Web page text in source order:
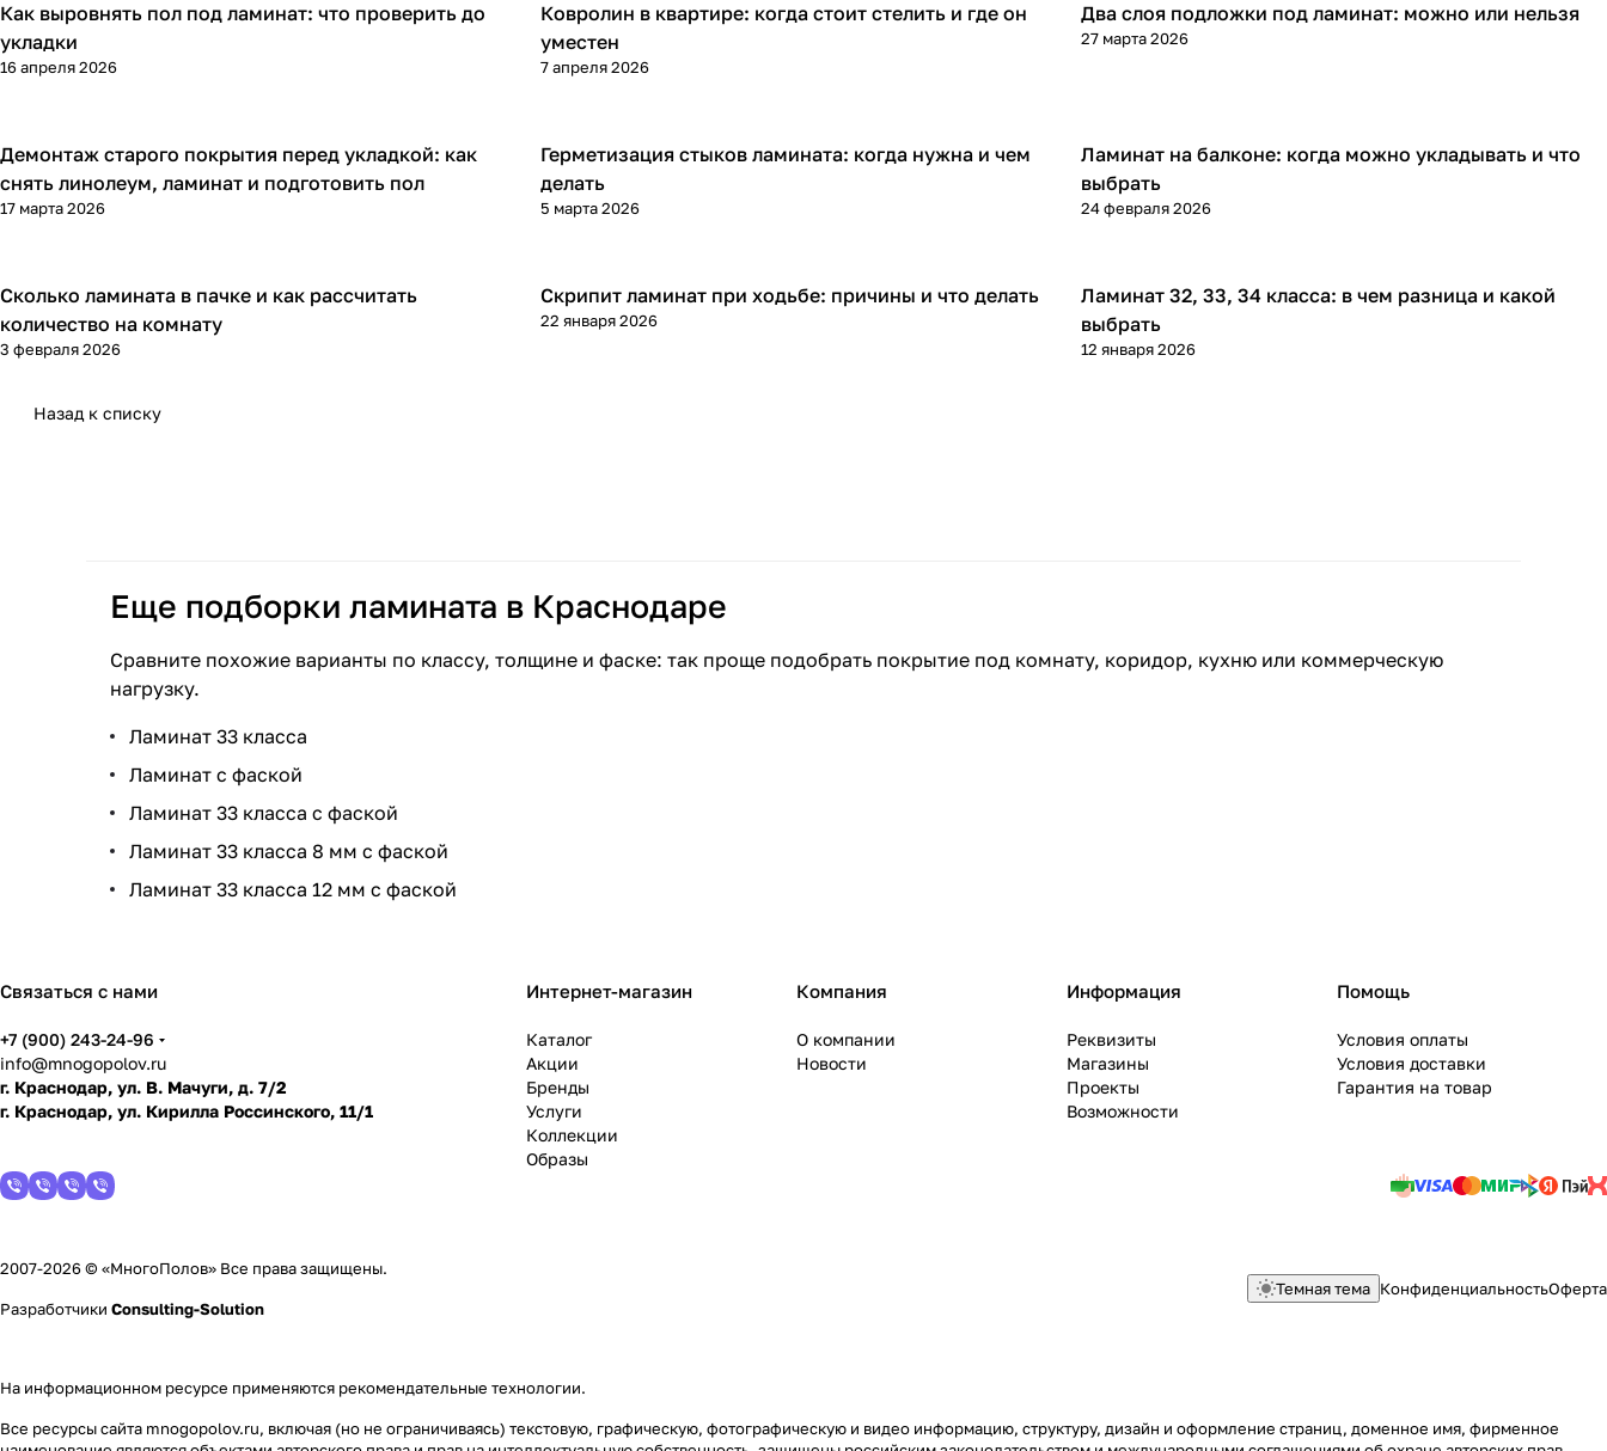
Напольные покрытия
Как выровнять пол под ламинат: что проверить до
укладки
16 апреля 2026
Напольные покрытия
Ковролин в квартире: когда стоит стелить и где он
уместен
7 апреля 2026
Напольные покрытия
Два слоя подложки под ламинат: можно или нельзя
27 марта 2026
Напольные покрытия
Демонтаж старого покрытия перед укладкой: как
снять линолеум, ламинат и подготовить пол
17 марта 2026
Напольные покрытия
Герметизация стыков ламината: когда нужна и чем
делать
5 марта 2026
Напольные покрытия
Ламинат на балконе: когда можно укладывать и что
выбрать
24 февраля 2026
Напольные покрытия
Сколько ламината в пачке и как рассчитать
количество на комнату
3 февраля 2026
Напольные покрытия
Скрипит ламинат при ходьбе: причины и что делать
22 января 2026
Напольные покрытия
Ламинат 32, 33, 34 класса: в чем разница и какой
выбрать
12 января 2026
Назад к списку
Еще подборки ламината в Краснодаре
Сравните похожие варианты по классу, толщине и фаске: так проще подобрать покрытие под комнату, коридор, кухню или коммерческую
нагрузку.
Ламинат 33 класса
Ламинат с фаской
Ламинат 33 класса с фаской
Ламинат 33 класса 8 мм с фаской
Ламинат 33 класса 12 мм с фаской
Связаться с нами
+7 (900) 243-24-96
info@mnogopolov.ru
г. Краснодар, ул. В. Мачуги, д. 7/2
г. Краснодар, ул. Кирилла Россинского, 11/1
Интернет-магазин
Каталог
Акции
Бренды
Услуги
Коллекции
Образы
Компания
О компании
Новости
Информация
Реквизиты
Магазины
Проекты
Возможности
Помощь
Условия оплаты
Условия доставки
Гарантия на товар
2007-2026 © «МногоПолов» Все права защищены.
Разработчики Consulting-Solution
Темная тема КонфиденциальностьОферта
На информационном ресурсе применяются рекомендательные технологии.
Все ресурсы сайта mnogopolov.ru, включая (но не ограничиваясь) текстовую, графическую, фотографическую и видео информацию, структуру, дизайн и оформление страниц, доменное имя, фирменное